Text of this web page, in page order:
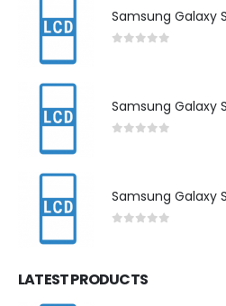
Samsung Galaxy
Samsung Galaxy
Samsung Galaxy
LATEST PRODUCTS